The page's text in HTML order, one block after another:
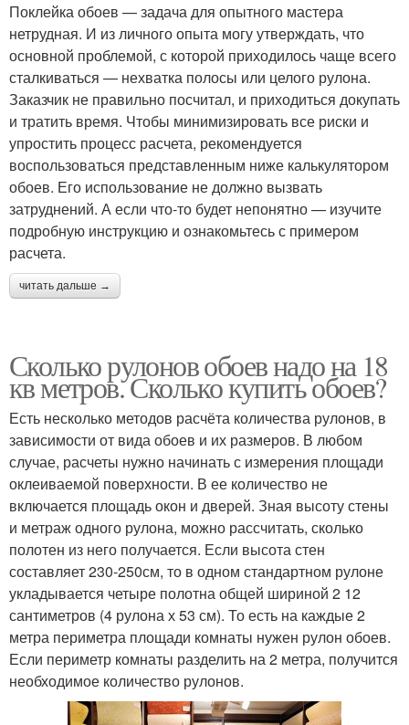
Поклейка обоев — задача для опытного мастера
нетрудная. И из личного опыта могу утверждать, что
основной проблемой, с которой приходилось чаще всего
сталкиваться — нехватка полосы или целого рулона.
Заказчик не правильно посчитал, и приходиться докупать
и тратить время. Чтобы минимизировать все риски и
упростить процесс расчета, рекомендуется
воспользоваться представленным ниже калькулятором
обоев. Его использование не должно вызвать
затруднений. А если что-то будет непонятно — изучите
подробную инструкцию и ознакомьтесь с примером
расчета.
читать дальше →
Сколько рулонов обоев надо на 18
кв метров. Сколько купить обоев?
Есть несколько методов расчёта количества рулонов, в
зависимости от вида обоев и их размеров. В любом
случае, расчеты нужно начинать с измерения площади
оклеиваемой поверхности. В ее количество не
включается площадь окон и дверей. Зная высоту стены
и метраж одного рулона, можно рассчитать, сколько
полотен из него получается. Если высота стен
составляет 230-250см, то в одном стандартном рулоне
укладывается четыре полотна общей шириной 2 12
сантиметров (4 рулона х 53 см). То есть на каждые 2
метра периметра площади комнаты нужен рулон обоев.
Если периметр комнаты разделить на 2 метра, получится
необходимое количество рулонов.